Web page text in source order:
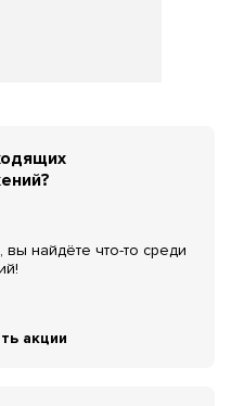
найдёте что-то среди
акции